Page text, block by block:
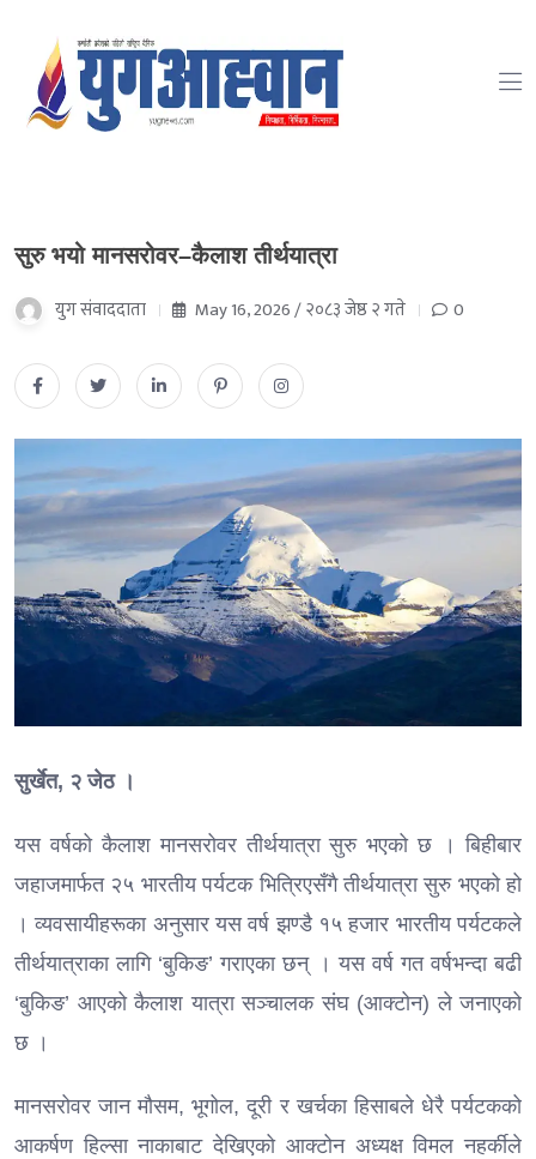
सुरु भयो मानसरोवर–कैलाश तीर्थयात्रा
युग संवाददाता May 16, 2026 / २०८३ जेष्ठ २ गते 0
सुर्खेत, २ जेठ ।
यस वर्षको कैलाश मानसरोवर तीर्थयात्रा सुरु भएको छ । बिहीबार
जहाजमार्फत २५ भारतीय पर्यटक भित्रिएसँगै तीर्थयात्रा सुरु भएको हो
। व्यवसायीहरूका अनुसार यस वर्ष झण्डै १५ हजार भारतीय पर्यटकले
तीर्थयात्राका लागि ‘बुकिङ’ गराएका छन् । यस वर्ष गत वर्षभन्दा बढी
‘बुकिङ’ आएको कैलाश यात्रा सञ्चालक संघ (आक्टोन) ले जनाएको
छ ।
मानसरोवर जान मौसम, भूगोल, दूरी र खर्चका हिसाबले धेरै पर्यटकको
आकर्षण हिल्सा नाकाबाट देखिएको आक्टोन अध्यक्ष विमल नहर्कीले